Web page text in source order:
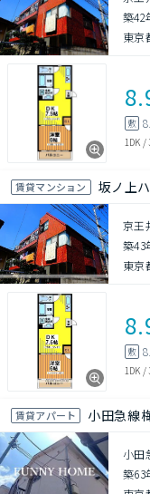
築42
東京
敷
1DK /
賃貸マンション 坂ノ上
京王
築43
東京
敷
1DK /
賃貸アパート 小田急線
小田
築63